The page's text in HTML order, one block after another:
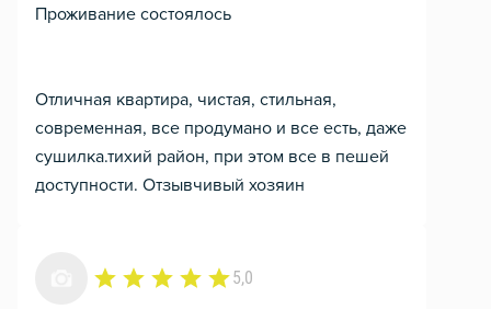
Проживание состоялось
Отличная квартира, чистая, стильная,
современная, все продумано и все есть, даже
сушилка.тихий район, при этом все в пешей
доступности. Отзывчивый хозяин
5,0